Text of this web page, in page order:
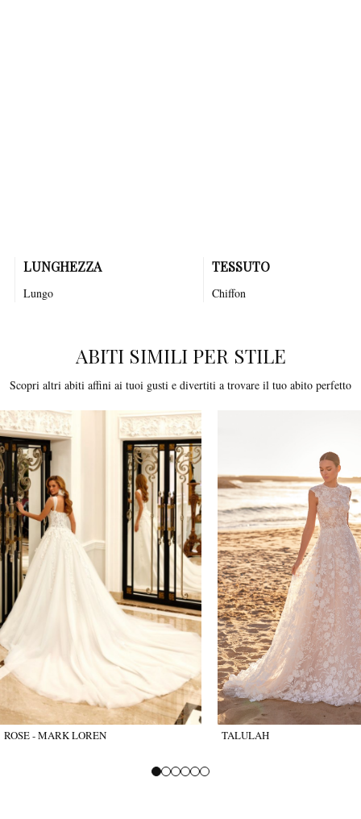
LUNGHEZZA
Lungo
TESSUTO
Chiffon
ABITI SIMILI PER STILE
Scopri altri abiti affini ai tuoi gusti e divertiti a trovare il tuo abito perfetto
ROSE - MARK LOREN TALULAH